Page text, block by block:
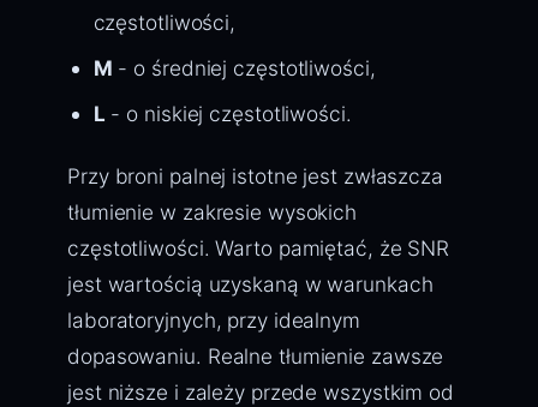
częstotliwości,
M - o średniej częstotliwości,
L - o niskiej częstotliwości.
Przy broni palnej istotne jest zwłaszcza
tłumienie w zakresie wysokich
częstotliwości. Warto pamiętać, że SNR
jest wartością uzyskaną w warunkach
laboratoryjnych, przy idealnym
dopasowaniu. Realne tłumienie zawsze
jest niższe i zależy przede wszystkim od